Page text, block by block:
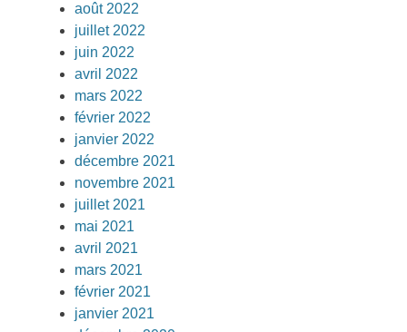
août 2022
juillet 2022
juin 2022
avril 2022
mars 2022
février 2022
janvier 2022
décembre 2021
novembre 2021
juillet 2021
mai 2021
avril 2021
mars 2021
février 2021
janvier 2021